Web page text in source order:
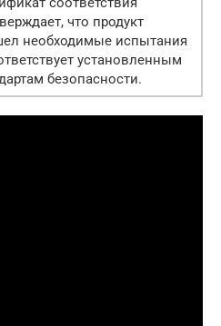
что продукт
необходимые испытания
установленным
безопасности.